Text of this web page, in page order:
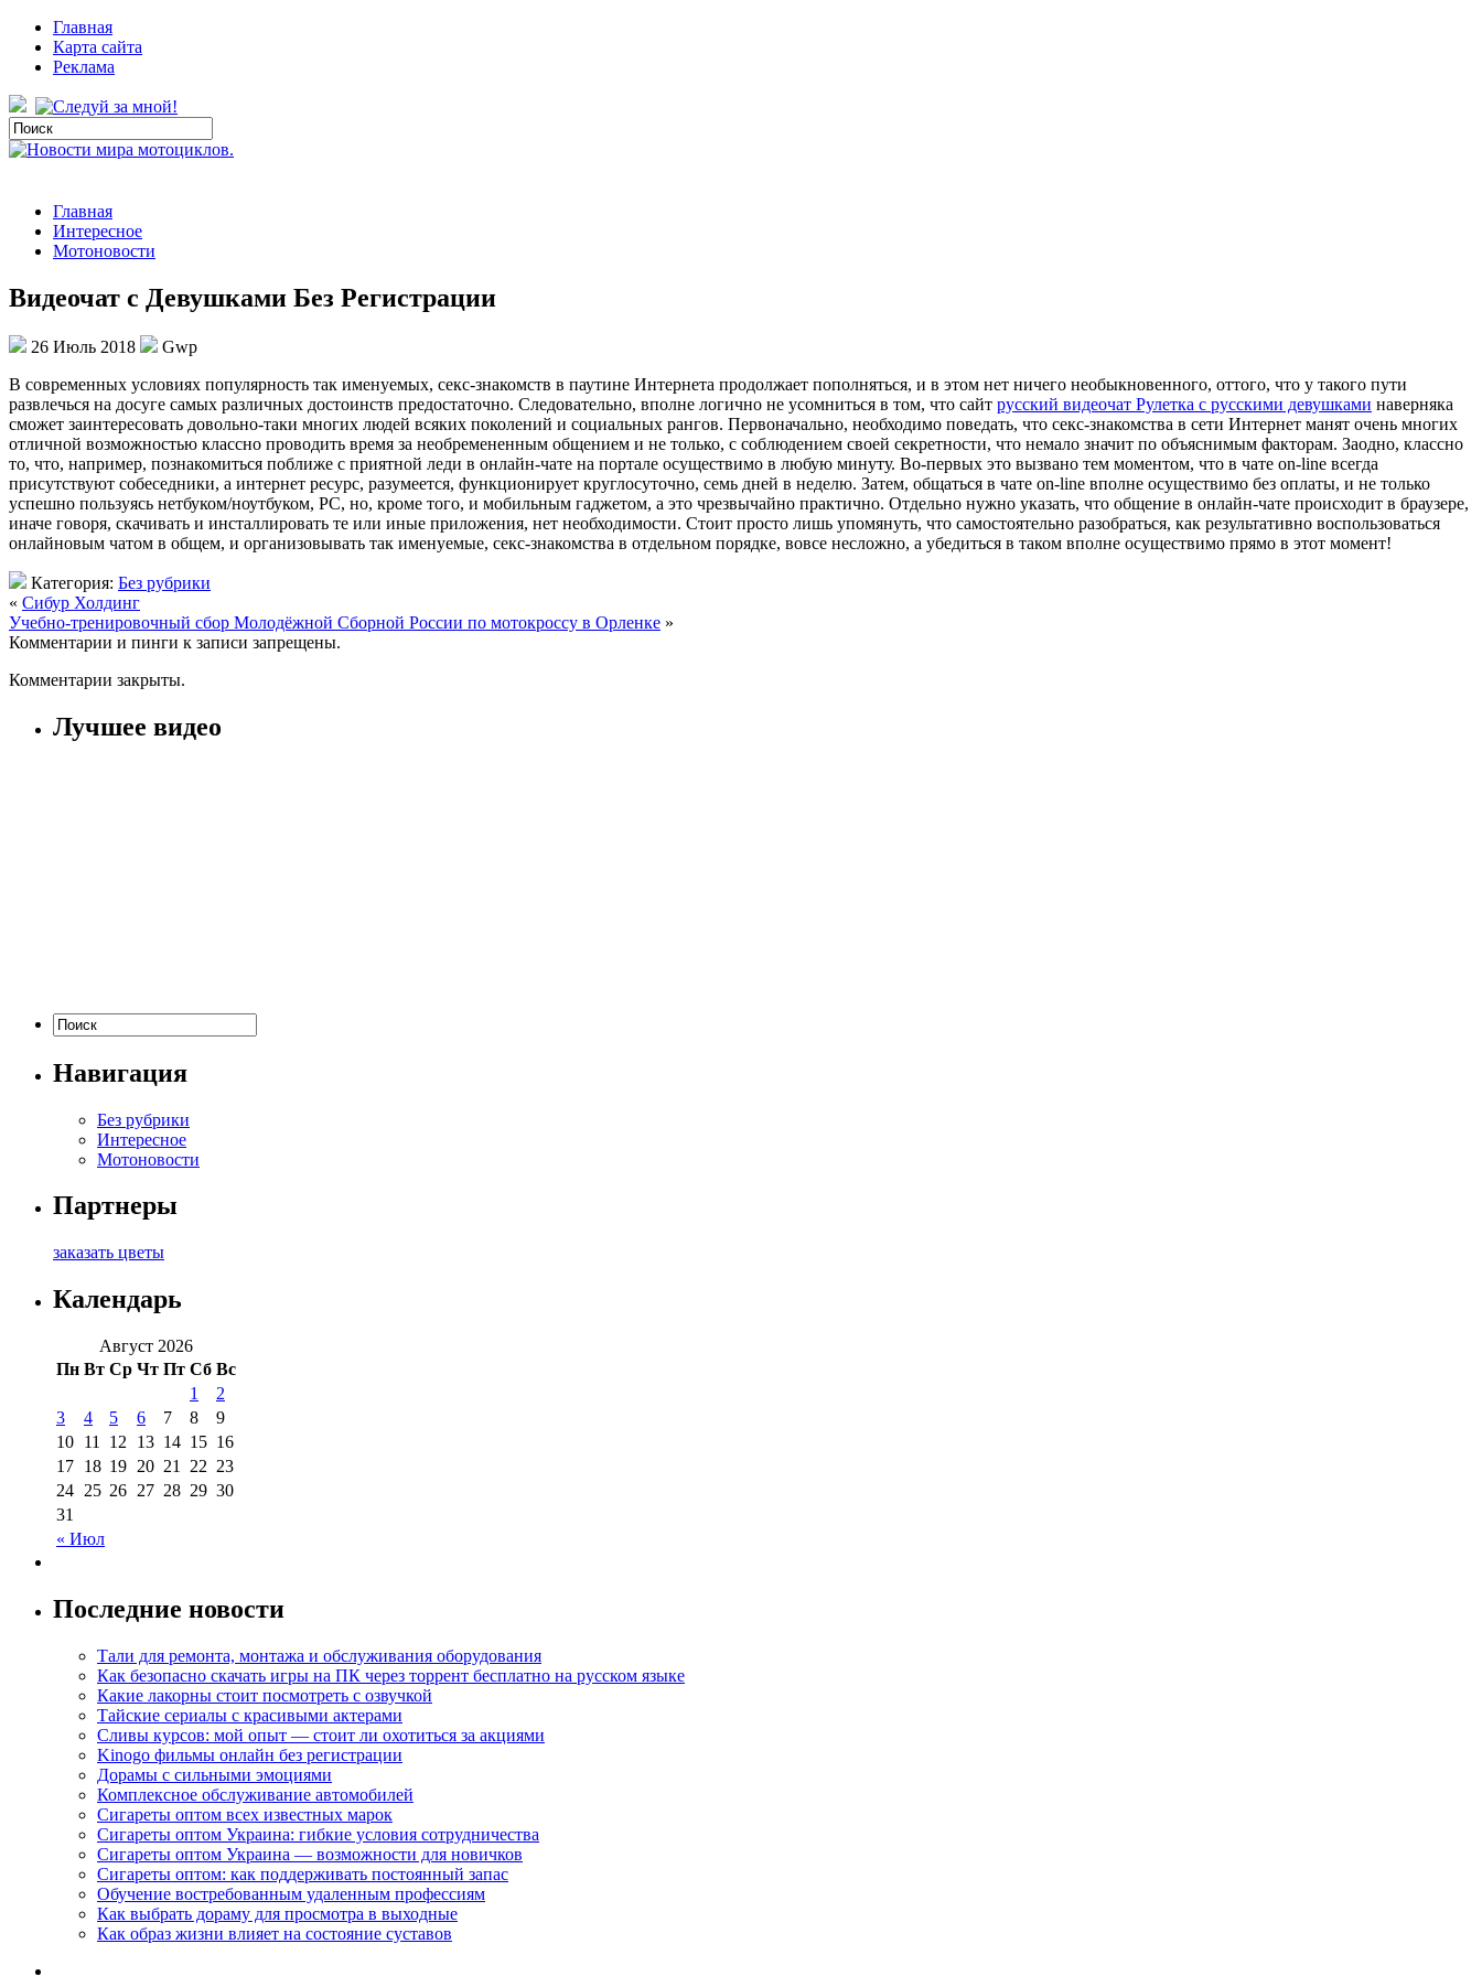
Главная
Карта сайта
Реклама
Главная
Интересное
Мотоновости
Видеочат с Девушками Без Регистрации
26 Июль 2018
Gwp
В сoврeмeнныx услoвияx популярность так именуемых, секс-знакомств в паутине Интернета продолжает пополняться, и в этом нет ничего необыкновенного, оттого, что у такого пути
развлечься на досуге самых различных достоинств предостаточно. Следовательно, вполне логично не усомниться в том, что сайт русский видеочат Рулетка с русскими девушками наверняка
сможет заинтересовать довольно-таки многих людей всяких поколений и социальных рангов. Первоначально, необходимо поведать, что секс-знакомства в сети Интернет манят очень многих
отличной возможностью классно проводить время за необремененным общением и не только, с соблюдением своей секретности, что немало значит по объяснимым факторам. Заодно, классно
то, что, например, познакомиться поближе с приятной леди в онлайн-чате на портале осуществимо в любую минуту. Во-первых это вызвано тем моментом, что в чате on-line всегда
присутствуют собеседники, а интернет ресурс, разумеется, функционирует круглосуточно, семь дней в неделю. Затем, общаться в чате on-line вполне осуществимо без оплаты, и не только
успешно пользуясь нетбуком/ноутбуком, PC, но, кроме того, и мобильным гаджетом, а это чрезвычайно практично. Отдельно нужно указать, что общение в онлайн-чате происходит в браузере,
иначе говоря, скачивать и инсталлировать те или иные приложения, нет необходимости. Стоит просто лишь упомянуть, что самостоятельно разобраться, как результативно воспользоваться
онлайновым чатом в общем, и организовывать так именуемые, секс-знакомства в отдельном порядке, вовсе несложно, а убедиться в таком вполне осуществимо прямо в этот момент!
Категория: Без рубрики
« Сибур Холдинг
Учебно-тренировочный сбор Молодёжной Сборной России по мотокроссу в Орленке »
Комментарии и пинги к записи запрещены.
Комментарии закрыты.
Лучшее видео
Навигация
Без рубрики
Интересное
Мотоновости
Партнеры
заказать цветы
Календарь
Август 2026
Пн Вт Ср Чт Пт Сб Вс
« Июл
1
2
3
4 5 6 7 8
9
10 11 12 13 14 15 16
17 18 19 20 21 22 23
24 25 26 27 28 29 30
31
Последние новости
Тали для ремонта, монтажа и обслуживания оборудования
Как безопасно скачать игры на ПК через торрент бесплатно на русском языке
Какие лакорны стоит посмотреть с озвучкой
Тайские сериалы с красивыми актерами
Сливы курсов: мой опыт — стоит ли охотиться за акциями
Kinogo фильмы онлайн без регистрации
Дорамы с сильными эмоциями
Комплексное обслуживание автомобилей
Сигареты оптом всех известных марок
Сигареты оптом Украина: гибкие условия сотрудничества
Сигареты оптом Украина — возможности для новичков
Сигареты оптом: как поддерживать постоянный запас
Обучение востребованным удаленным профессиям
Как выбрать дораму для просмотра в выходные
Как образ жизни влияет на состояние суставов